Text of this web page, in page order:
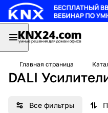
Главная страница
DALI
Все фильтры